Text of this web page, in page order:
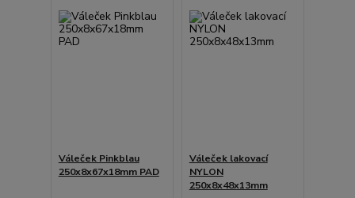
Váleček Pinkblau
250x8x67x18mm PAD
Váleček lakovací
NYLON
250x8x48x13mm